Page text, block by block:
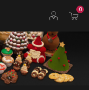
0
uiterlijk tot